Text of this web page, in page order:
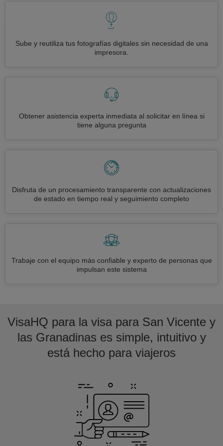
Sube y reutiliza tus fotografías digitales sin necesidad de una
impresora.
Obtener asistencia experta inmediata al solicitar en línea si
tiene alguna pregunta
Disfruta de un procesamiento transparente con actualizaciones
de estado en tiempo real y seguimiento completo
Trabaje con el equipo más confiable y experto de personas que
impulsan este sistema
VisaHQ para la visa para San Vicente y
las Granadinas es simple, intuitivo y
está hecho para viajeros